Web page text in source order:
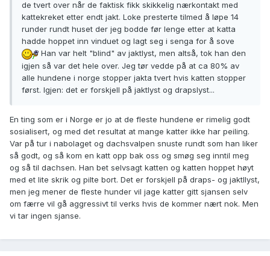
de tvert over når de faktisk fikk skikkelig nærkontakt med
kattekreket etter endt jakt. Loke presterte tilmed å løpe 14
runder rundt huset der jeg bodde før lenge etter at katta
hadde hoppet inn vinduet og lagt seg i senga for å sove
Han var helt "blind" av jaktlyst, men altså, tok han den
igjen så var det hele over. Jeg tør vedde på at ca 80% av
alle hundene i norge stopper jakta tvert hvis katten stopper
først. Igjen: det er forskjell på jaktlyst og drapslyst...
En ting som er i Norge er jo at de fleste hundene er rimelig godt
sosialisert, og med det resultat at mange katter ikke har peiling.
Var på tur i nabolaget og dachsvalpen snuste rundt som han liker
så godt, og så kom en katt opp bak oss og smøg seg inntil meg
og så til dachsen. Han bet selvsagt katten og katten hoppet høyt
med et lite skrik og pilte bort. Det er forskjell på draps- og jaktllyst,
men jeg mener de fleste hunder vil jage katter gitt sjansen selv
om færre vil gå aggressivt til verks hvis de kommer nært nok. Men
vi tar ingen sjanse.